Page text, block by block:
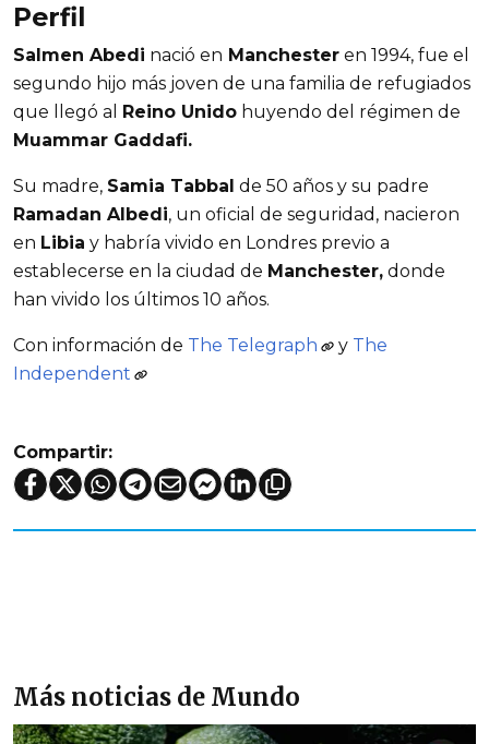
Perfil
Salmen Abedi nació en Manchester en 1994, fue el
segundo hijo más joven de una familia de refugiados
que llegó al
Reino Unido huyendo del régimen de
Muammar Gaddafi.
Su madre, Samia Tabbal de 50 años y su padre
Ramadan Albedi, un oficial de seguridad, nacieron
en Libia y habría vivido en Londres previo a
establecerse en la ciudad de Manchester, donde
han vivido los últimos 10 años.
Con información de The Telegraph y The
Independent
Compartir:
Más noticias de Mundo